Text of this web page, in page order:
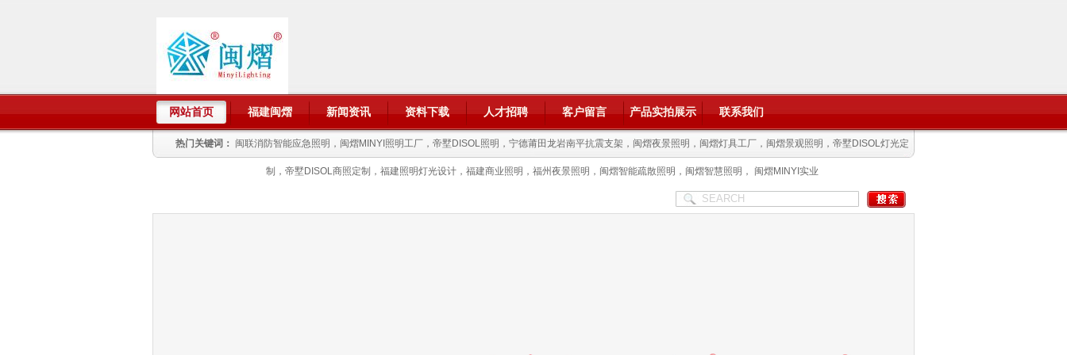
网站首页 福建闽熠 新闻资讯 资料下载 人才招聘 客户留言 产品实拍展示 联系我们
热门关键词： 闽联消防智能应急照明，闽熠MINYI照明工厂，帝墅DISOL照明，宁德莆田龙岩南平抗震支架，闽熠夜景照明，闽熠灯具工厂，闽熠景观照明，帝墅DISOL灯光定
制，帝墅DISOL商照定制，福建照明灯光设计，福建商业照明，福州夜景照明，闽熠智能疏散照明，闽熠智慧照明， 闽熠MINYI实业